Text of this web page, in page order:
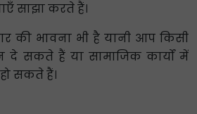
साझा करते हैं।
की भावना भी है यानी आप किसी
सकते हैं या सामाजिक कार्यों में
सकते हैं।